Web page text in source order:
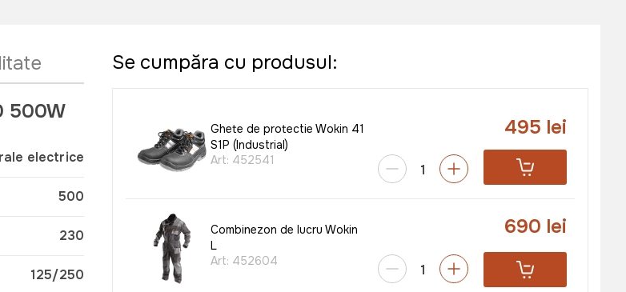
500W
electrice
500
230
125/250
Se cumpăra cu produsul:
Ghete de protectie Wokin 41
S1P (Industrial)
Art: 452541
495 lei
Combinezon de lucru Wokin
L
Art: 452604
690 lei